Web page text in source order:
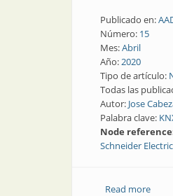
Publicado en:
Número: 15
Mes:Abril
Año:2020
Tipo de artículo:
Todas las
Autor: Jose
Palabra clave:
Node
Schneider Electric
Read more